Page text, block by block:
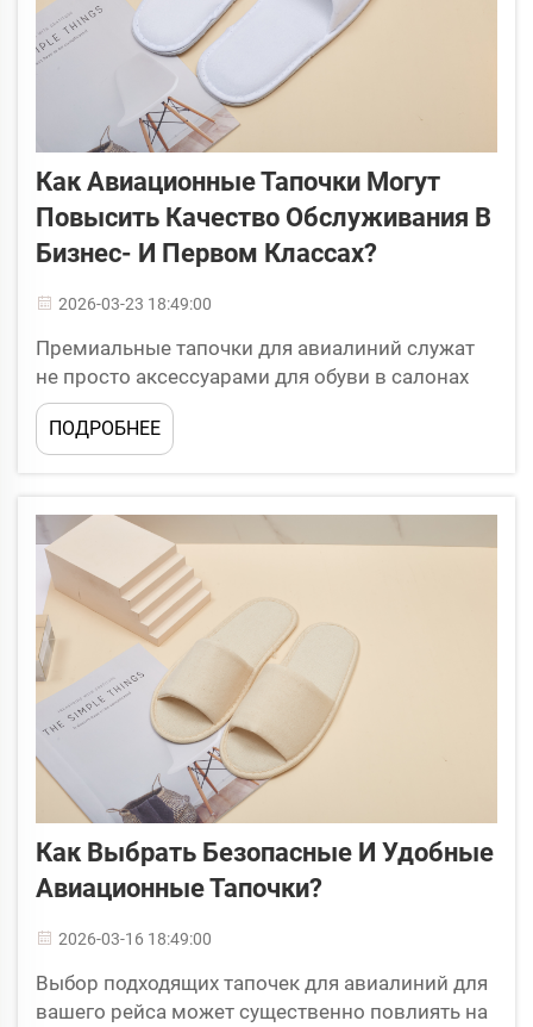
Как Авиационные Тапочки Могут
Повысить Качество Обслуживания В
Бизнес- И Первом Классах?
2026-03-23 18:49:00
Премиальные тапочки для авиалиний служат
не просто аксессуарами для обуви в салонах
бизнес- и первого классов — они представляют
собой стратегическое улучшение сервиса,
которое напрямую влияет на
бренда и операционную эффективность. Эти...
ПОДРОБНЕЕ
Как Выбрать Безопасные И Удобные
Авиационные Тапочки?
2026-03-16 18:49:00
Выбор подходящих тапочек для авиалиний для
вашего рейса может существенно повлиять на